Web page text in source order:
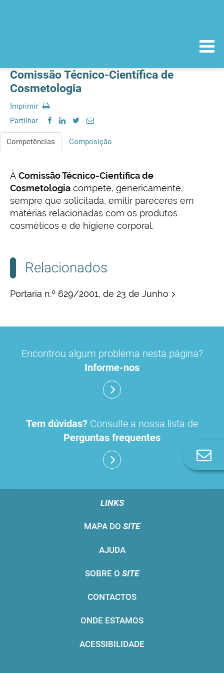
Comissão Técnico-Científica de
Cosmetologia
Imprimir
Partilhar
Competências Composição
À Comissão Técnico-Científica de
Cosmetologia compete, genericamente,
sempre que solicitada, emitir pareceres em
matérias relacionadas com os produtos
cosméticos e de higiene corporal.
Relacionados
Portaria n.º 629/2001, de 23 de Junho
Cosmetologiaé constituída por elementos com
formação especializada nas áreas das ciências
médicas e farmacêuticas, designadamente em
dermatologia, toxicologia, cosmetologia e
competentes nesta matéria.
Esta comissão poderá, sempre que tal se revele
reconhecido mérito, para a emissão de
pareceres especializados.
Encontrou algum problema nesta página?
Informe-nos
Tem dúvidas? Consulte a nossa lista de
Perguntas frequentes
LINKS
MAPA DO SITE
AJUDA
SOBRE O SITE
CONTACTOS
ONDE ESTAMOS
ACESSIBILIDADE